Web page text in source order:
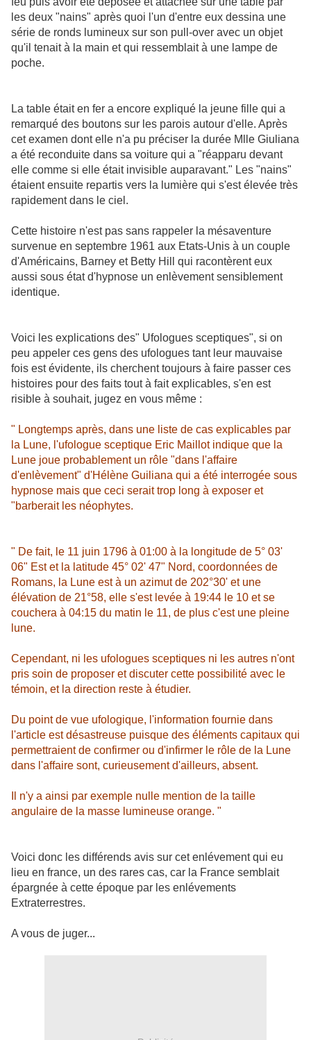
les deux "nains" après quoi l'un d'entre eux dessina une
série de ronds lumineux sur son pull-over avec un objet
qu'il tenait à la main et qui ressemblait à une lampe de
poche.
La table était en fer a encore expliqué la jeune fille qui a
remarqué des boutons sur les parois autour d'elle. Après
cet examen dont elle n'a pu préciser la durée Mlle Giuliana
a été reconduite dans sa voiture qui a "réapparu devant
elle comme si elle était invisible auparavant." Les "nains"
étaient ensuite repartis vers la lumière qui s'est élevée très
rapidement dans le ciel.
Cette histoire n'est pas sans rappeler la mésaventure
survenue en septembre 1961 aux Etats-Unis à un couple
d'Américains, Barney et Betty Hill qui racontèrent eux
aussi sous état d'hypnose un enlèvement sensiblement
identique.
Voici les explications des" Ufologues sceptiques", si on
peu appeler ces gens des ufologues tant leur mauvaise
fois est évidente, ils cherchent toujours à faire passer ces
histoires pour des faits tout à fait explicables, s'en est
risible à souhait, jugez en vous même :
" Longtemps après, dans une liste de cas explicables par
la Lune, l'ufologue sceptique Eric Maillot indique que la
Lune joue probablement un rôle "dans l'affaire
d'enlèvement" d'Hélène Guiliana qui a été interrogée sous
hypnose mais que ceci serait trop long à exposer et
"barberait les néophytes.
" De fait, le 11 juin 1796 à 01:00 à la longitude de 5° 03'
06" Est et la latitude 45° 02' 47" Nord, coordonnées de
Romans, la Lune est à un azimut de 202°30' et une
élévation de 21°58, elle s'est levée à 19:44 le 10 et se
couchera à 04:15 du matin le 11, de plus c'est une pleine
lune.
Cependant, ni les ufologues sceptiques ni les autres n'ont
pris soin de proposer et discuter cette possibilité avec le
témoin, et la direction reste à étudier.
Du point de vue ufologique, l'information fournie dans
l'article est désastreuse puisque des éléments capitaux qui
permettraient de confirmer ou d'infirmer le rôle de la Lune
dans l'affaire sont, curieusement d'ailleurs, absent.
Il n'y a ainsi par exemple nulle mention de la taille
angulaire de la masse lumineuse orange. "
Voici donc les différends avis sur cet enlévement qui eu
lieu en france, un des rares cas, car la France semblait
épargnée à cette époque par les enlévements
Extraterrestres.
A vous de juger...